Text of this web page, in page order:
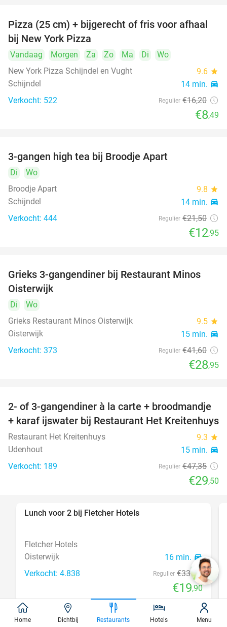
48%
Pizza (25 cm) + bijgerecht of fris voor afhaal
bij New York Pizza
Vandaag Morgen Za Zo Ma Di
Wo
New York Pizza Schijndel en Vught
9.6 star
Schijndel 14 min. directions_car
Verkocht: 522 Regulier €16,20
€8,49
3-gangen high tea bij Broodje Apart
Di
Wo
Broodje Apart
9.8 star
Schijndel 14 min. directions_car
Verkocht: 444 Regulier €21,50
€12,95
30%
Grieks 3-gangendiner bij Restaurant Minos
Oisterwijk
Di
Wo
Grieks Restaurant Minos Oisterwijk
9.5 star
Oisterwijk 15 min. directions_car
Verkocht: 373 Regulier €41,60
€28,95
38%
2- of 3-gangendiner à la carte + broodmandje
+ karaf ijswater bij Restaurant Het Kreitenhuys
Restaurant Het Kreitenhuys 9.3 star
Udenhout 15 min. directions_car
Verkocht: 189 Regulier €47,35
€29,50
Lunch voor 2 bij Fletcher Hotels
Fletcher Hotels
Oisterwijk
16 min. directions_car
Verkocht: 4.838 Regulier €33
€19,90
Home Dichtbij Restaurants Hotels Menu